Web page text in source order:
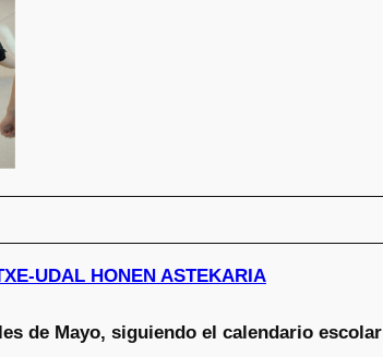
UDAL HONEN ASTEKARIA
de Mayo, siguiendo el calendario escolar